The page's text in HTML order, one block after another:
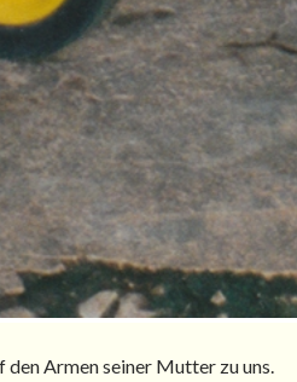
den Armen seiner Mutter zu uns.